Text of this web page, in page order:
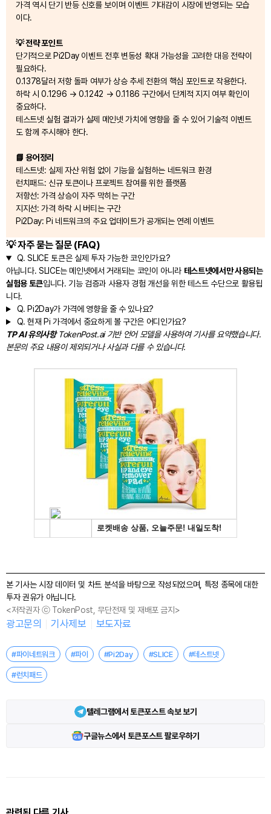
가격 역시 단기 반등 신호를 보이며 이벤트 기대감이 시장에 반영되는 모습
이다.
💡 전략 포인트
단기적으로 Pi2Day 이벤트 전후 변동성 확대 가능성을 고려한 대응 전략이
필요하다.
0.1378달러 저항 돌파 여부가 상승 추세 전환의 핵심 포인트로 작용한다.
하락 시 0.1296 → 0.1242 → 0.1186 구간에서 단계적 지지 여부 확인이
중요하다.
테스트넷 실험 결과가 실제 메인넷 가치에 영향을 줄 수 있어 기술적 이벤트
도 함께 주시해야 한다.
📘 용어정리
테스트넷: 실제 자산 위험 없이 기능을 실험하는 네트워크 환경
런치패드: 신규 토큰이나 프로젝트 참여를 위한 플랫폼
저항선: 가격 상승이 자주 막히는 구간
지지선: 가격 하락 시 버티는 구간
Pi2Day: Pi 네트워크의 주요 업데이트가 공개되는 연례 이벤트
💡 자주 묻는 질문 (FAQ)
Q. SLICE 토큰은 실제 투자 가능한 코인인가요?
아닙니다. SLICE는 메인넷에서 거래되는 코인이 아니라 테스트넷에서만 사용되는
실험용 토큰입니다. 기능 검증과 사용자 경험 개선을 위한 테스트 수단으로 활용됩
니다.
Q. Pi2Day가 가격에 영향을 줄 수 있나요?
Q. 현재 Pi 가격에서 중요하게 볼 구간은 어디인가요?
TP AI 유의사항TokenPost.ai 기반 언어 모델을 사용하여 기사를 요약했습니다.
본문의 주요 내용이 제외되거나 사실과 다를 수 있습니다.
본 기사는 시장 데이터 및 차트 분석을 바탕으로 작성되었으며, 특정 종목에 대한
투자 권유가 아닙니다.
<저작권자 ⓒ TokenPost, 무단전재 및 재배포 금지>
광고문의 기사제보 보도자료
#파이네트워크 #파이 #Pi2Day #SLICE #테스트넷
#런치패드
텔레그램에서 토큰포스트 속보 보기
구글뉴스에서 토큰포스트 팔로우하기